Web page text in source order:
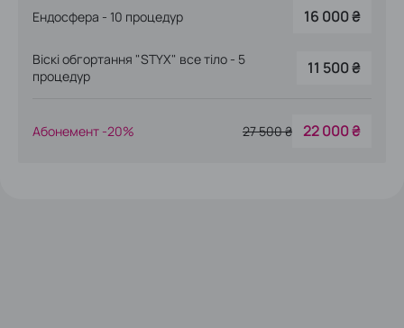
Ендосфера - 30 хв 1 100 ₴ 935 ₴
Пресотерапія - 30 хв
Пресотерапія - 45 хв 1 200 ₴